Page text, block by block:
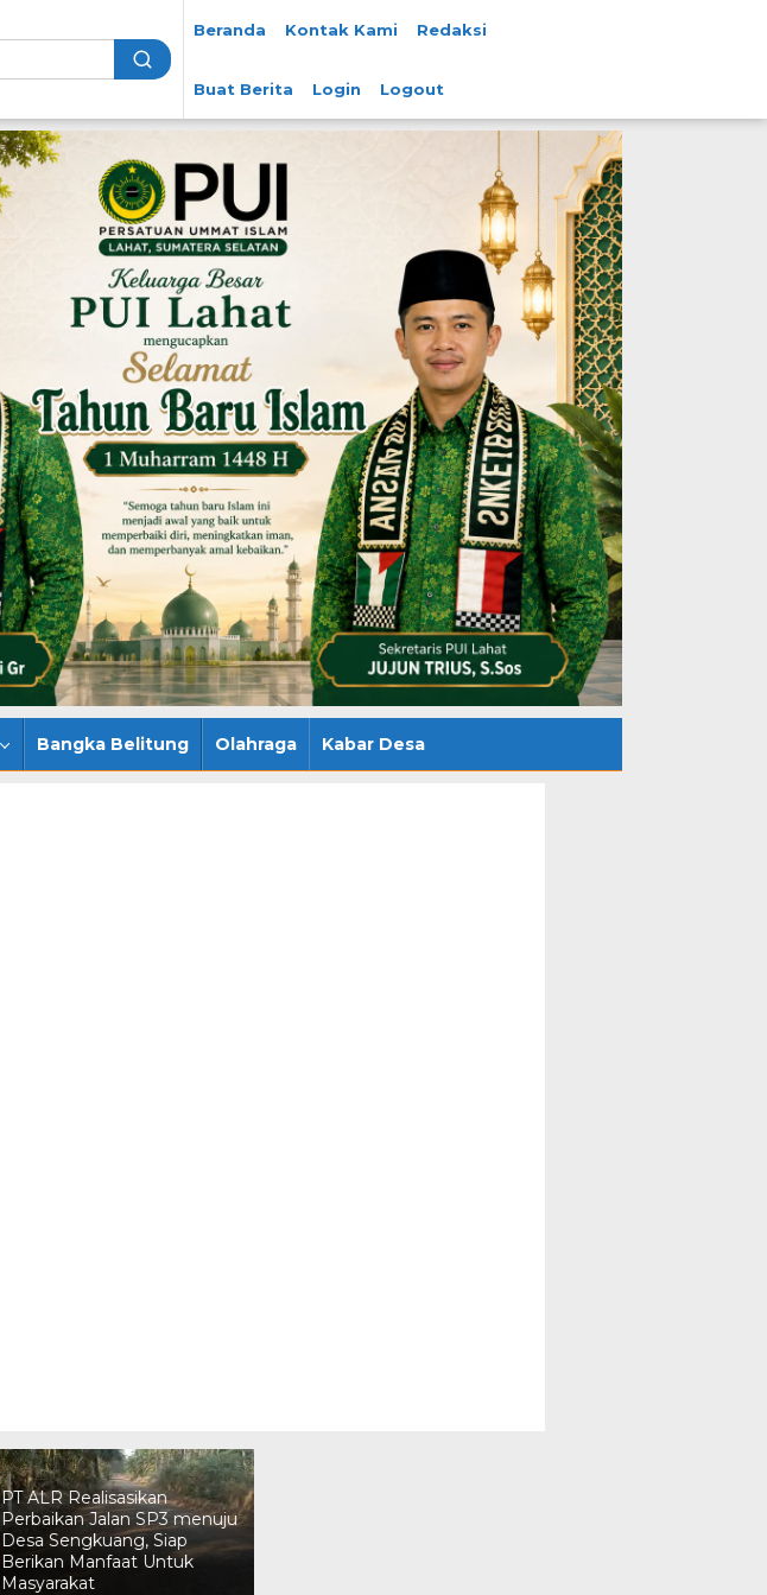
Beranda Kontak Kami Redaksi
Buat Berita Login Logout
Bangka Belitung Olahraga Kabar Desa
PT ALR Realisasikan
Perbaikan Jalan SP3 menuju
Desa Sengkuang, Siap
Berikan Manfaat Untuk
Masyarakat